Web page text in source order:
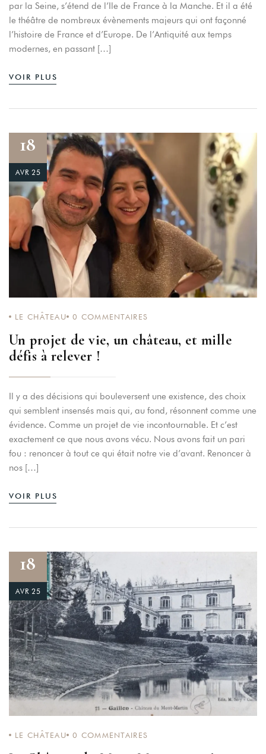
par la Seine, s’étend de l’Ile de France à la Manche. Et il a été
le théâtre de nombreux évènements majeurs qui ont façonné
l’histoire de France et d’Europe. De l’Antiquité aux temps
modernes, en passant […]
VOIR PLUS
18
AVR 25
LE CHÂTEAU 0 COMMENTAIRES
Un projet de vie, un château, et mille
défis à relever !
Il y a des décisions qui bouleversent une existence, des choix
qui semblent insensés mais qui, au fond, résonnent comme une
évidence. Comme un projet de vie incontournable. Et c’est
exactement ce que nous avons vécu. Nous avons fait un pari
fou : renoncer à tout ce qui était notre vie d’avant. Renoncer à
nos […]
VOIR PLUS
18
AVR 25
LE CHÂTEAU 0 COMMENTAIRES
USERNAME*
PASSWORD*
Remember me Forget password?